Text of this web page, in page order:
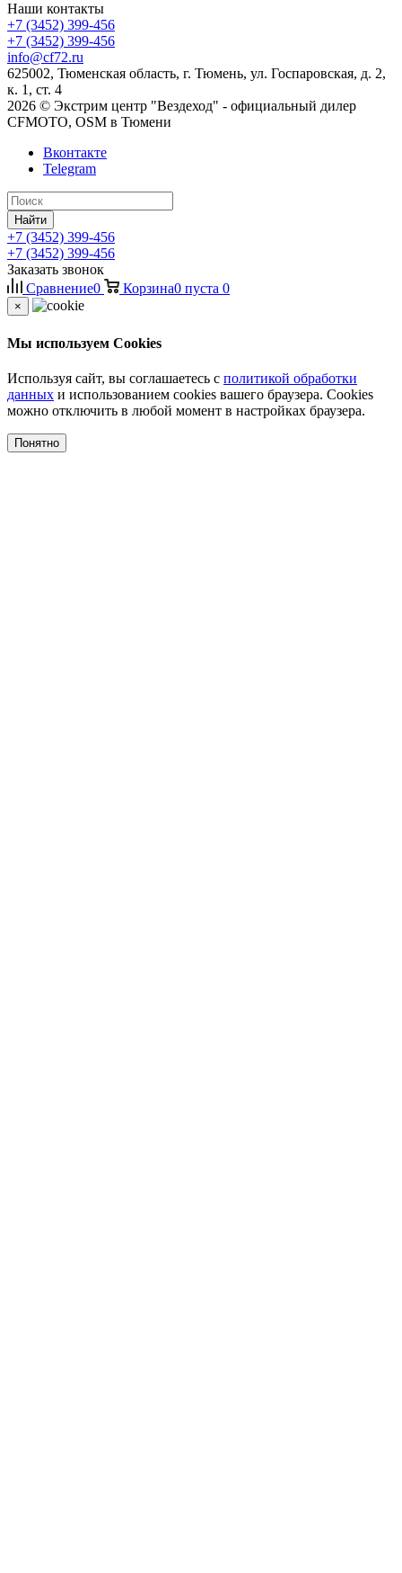
Наши контакты
+7 (3452) 399-456
+7 (3452) 399-456
info@cf72.ru
625002, Тюменская область, г. Тюмень, ул. Госпаровская, д. 2,
к. 1, ст. 4
2026 © Экстрим центр "Вездеход" - официальный дилер
CFMOTO, OSM в Тюмени
Вконтакте
Telegram
Найти
+7 (3452) 399-456
+7 (3452) 399-456
Заказать звонок
Сравнение0 Корзина0 пуста 0
×
Мы используем Cookies
Используя сайт, вы соглашаетесь с политикой обработки
данных и использованием cookies вашего браузера. Cookies
можно отключить в любой момент в настройках браузера.
Понятно